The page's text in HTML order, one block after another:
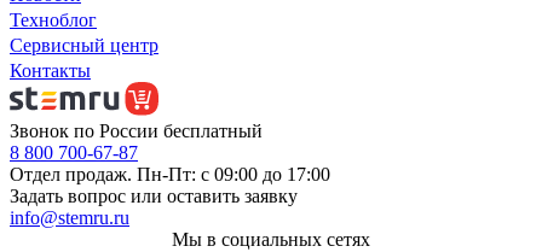
Техноблог
Сервисный центр
Контакты
Звонок по России бесплатный
8 800 700-67-87
Отдел продаж. Пн-Пт: с 09:00 до 17:00
Задать вопрос или оставить заявку
info@stemru.ru
Мы в социальных сетях